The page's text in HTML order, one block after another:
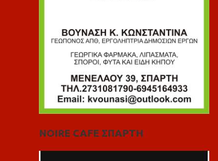
NOIRE CAFE ΣΠΑΡΤΗ